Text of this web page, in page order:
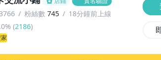
粉絲數 745
18分鐘前上線
(2186)